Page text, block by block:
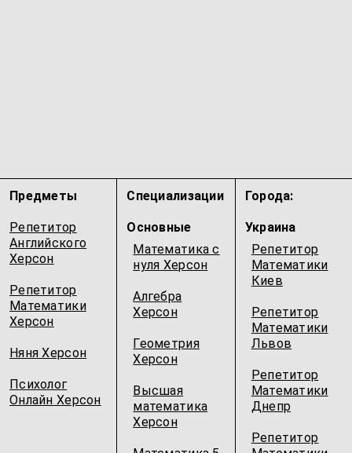
Предметы
Репетитор
Английского
Херсон
Репетитор
Математики
Херсон
Няня Херсон
Психолог
Онлайн Херсон
Специализации
Основные
Математика с
нуля Херсон
Алгебра
Херсон
Геометрия
Херсон
Высшая
математика
Херсон
Города:
Украина
Репетитор
Математики
Киев
Репетитор
Математики
Львов
Репетитор
Математики
Днепр
Репетитор